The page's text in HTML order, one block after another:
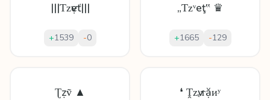
|||Ƭᴢѵẹť|||
+1539 -0
„Ƭᴢᵛеţ‟ ♛
+1665 -129
Ʈẓṽ ▲ ❛ Ṱᴢѵₑᴛặᴎʸ